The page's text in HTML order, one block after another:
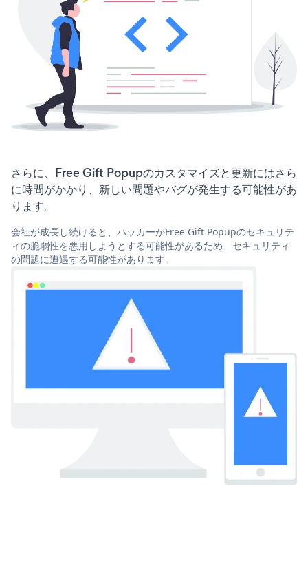
さらに、Free Gift Popupのカスタマイズと更新にはさら
に時間がかかり、新しい問題やバグが発生する可能性があ
ります。
会社が成長し続けると、ハッカーがFree Gift Popupのセキュリテ
ィの脆弱性を悪用しようとする可能性があるため、セキュリティ
の問題に遭遇する可能性があります。